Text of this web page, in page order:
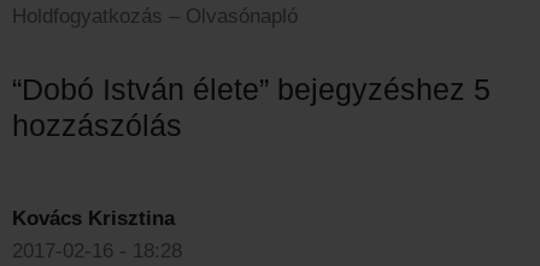
Holdfogyatkozás – Olvasónapló
“Dobó István élete” bejegyzéshez 5
hozzászólás
Kovács Krisztina
2017-02-16 - 18:28